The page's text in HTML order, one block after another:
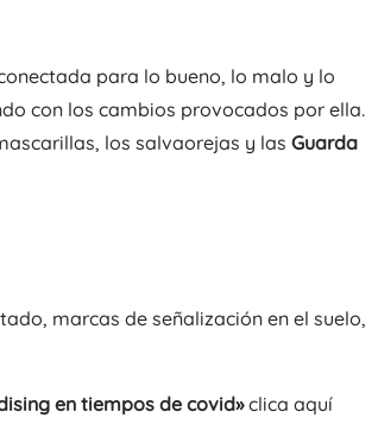
para lo bueno, lo malo y lo
con los cambios provocados por ella.
los salvaorejas y lasGuarda
marcas de señalización en el suelo,
en tiempos de covid»clica aquí